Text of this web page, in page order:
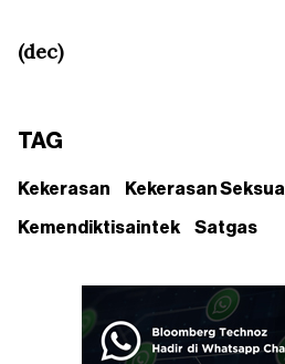
(dec)
TAG
Kekerasan Kekerasan Seksual
Kemendiktisaintek Satgas